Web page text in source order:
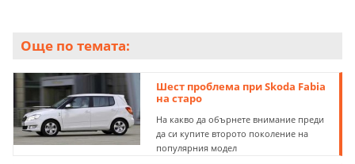
Още по темата:
Шест проблема при Skoda Fabia
на старо
На какво да обърнете внимание преди
да си купите второто поколение на
популярния модел